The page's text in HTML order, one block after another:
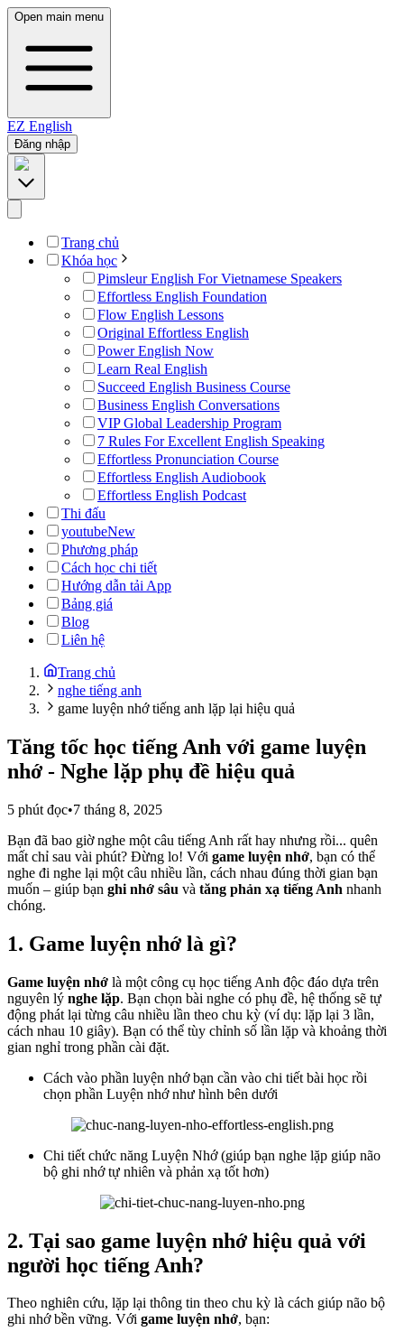
Open main menu
EZ English
Đăng nhập
Trang chủ
Khóa học
Pimsleur English For Vietnamese Speakers
Effortless English Foundation
Flow English Lessons
Original Effortless English
Power English Now
Learn Real English
Succeed English Business Course
Business English Conversations
VIP Global Leadership Program
7 Rules For Excellent English Speaking
Effortless Pronunciation Course
Effortless English Audiobook
Effortless English Podcast
Thi đấu
youtubeNew
Phương pháp
Cách học chi tiết
Hướng dẫn tải App
Bảng giá
Blog
Liên hệ
Trang chủ
nghe tiếng anh
game luyện nhớ tiếng anh lặp lại hiệu quả
Tăng tốc học tiếng Anh với game luyện
nhớ - Nghe lặp phụ đề hiệu quả
5 phút đọc•7 tháng 8, 2025
Bạn đã bao giờ nghe một câu tiếng Anh rất hay nhưng rồi... quên
mất chỉ sau vài phút? Đừng lo! Với game luyện nhớ, bạn có thể
nghe đi nghe lại một câu nhiều lần, cách nhau đúng thời gian bạn
muốn – giúp bạn ghi nhớ sâu và tăng phản xạ tiếng Anh nhanh
chóng.
1. Game luyện nhớ là gì?
Game luyện nhớ là một công cụ học tiếng Anh độc đáo dựa trên
nguyên lý nghe lặp. Bạn chọn bài nghe có phụ đề, hệ thống sẽ tự
động phát lại từng câu nhiều lần theo chu kỳ (ví dụ: lặp lại 3 lần,
cách nhau 10 giây). Bạn có thể tùy chỉnh số lần lặp và khoảng thời
gian nghỉ trong phần cài đặt.
Cách vào phần luyện nhớ bạn cần vào chi tiết bài học rồi
chọn phần Luyện nhớ như hình bên dưới
Chi tiết chức năng Luyện Nhớ (giúp bạn nghe lặp giúp não
bộ ghi nhớ tự nhiên và phản xạ tốt hơn)
2. Tại sao game luyện nhớ hiệu quả với
người học tiếng Anh?
Theo nghiên cứu, lặp lại thông tin theo chu kỳ là cách giúp não bộ
ghi nhớ bền vững. Với game luyện nhớ, bạn: